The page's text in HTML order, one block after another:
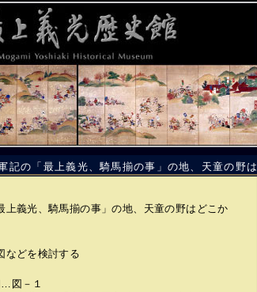
記の「最上義光、騎馬揃の事」の地、天童の野は
上義光、騎馬揃の事」の地、天童の野はどこか
などを検討する
図－１